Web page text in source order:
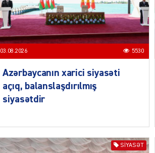
03.08.2026 5530
Azərbaycanın xarici siyasəti
açıq, balanslaşdırılmış
siyasətdir
SIYASƏT